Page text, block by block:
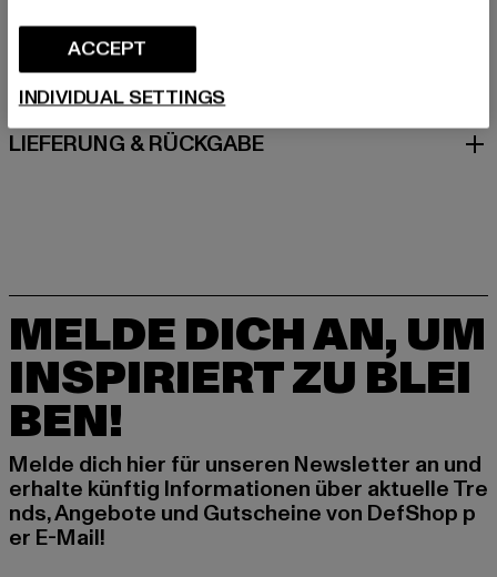
GRÖSSE & PASSFORM
PFLEGEHINWEISE
LIEFERUNG & RÜCKGABE
MELDE DICH AN, UM
INSPIRIERT ZU BLEI
BEN!
Melde dich hier für unseren Newsletter an und
erhalte künftig Informationen über aktuelle Tre
nds, Angebote und Gutscheine von DefShop p
er E-Mail!
ACCEPT
INDIVIDUAL SETTINGS